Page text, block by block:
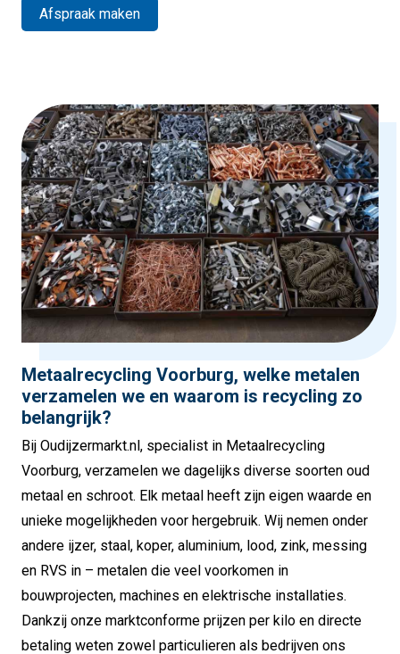
Afspraak maken
Metaalrecycling Voorburg, welke metalen
verzamelen we en waarom is recycling zo
belangrijk?
Bij Oudijzermarkt.nl, specialist in Metaalrecycling
Voorburg, verzamelen we dagelijks diverse soorten oud
metaal en schroot. Elk metaal heeft zijn eigen waarde en
unieke mogelijkheden voor hergebruik. Wij nemen onder
andere ijzer, staal, koper, aluminium, lood, zink, messing
en RVS in – metalen die veel voorkomen in
bouwprojecten, machines en elektrische installaties.
Dankzij onze marktconforme prijzen per kilo en directe
betaling weten zowel particulieren als bedrijven ons